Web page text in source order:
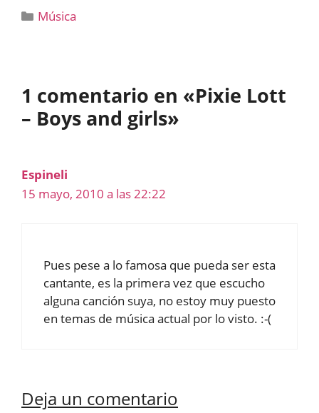
Categorías
Música
1 comentario en «Pixie Lott
– Boys and girls»
Espineli
15 mayo, 2010 a las 22:22
Pues pese a lo famosa que pueda ser esta
cantante, es la primera vez que escucho
alguna canción suya, no estoy muy puesto
en temas de música actual por lo visto. :-(
Deja un comentario